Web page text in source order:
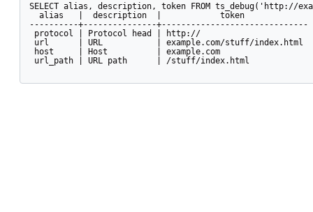
SELECT alias, description, token FROM ts_debug('http://
  alias   |  description  |            token
----------+---------------+------------------------------
protocol | Protocol head | http://
url      | URL           | example.com/stuff/index.html
host     | Host          | example.com
url_path | URL path      | /stuff/index.html